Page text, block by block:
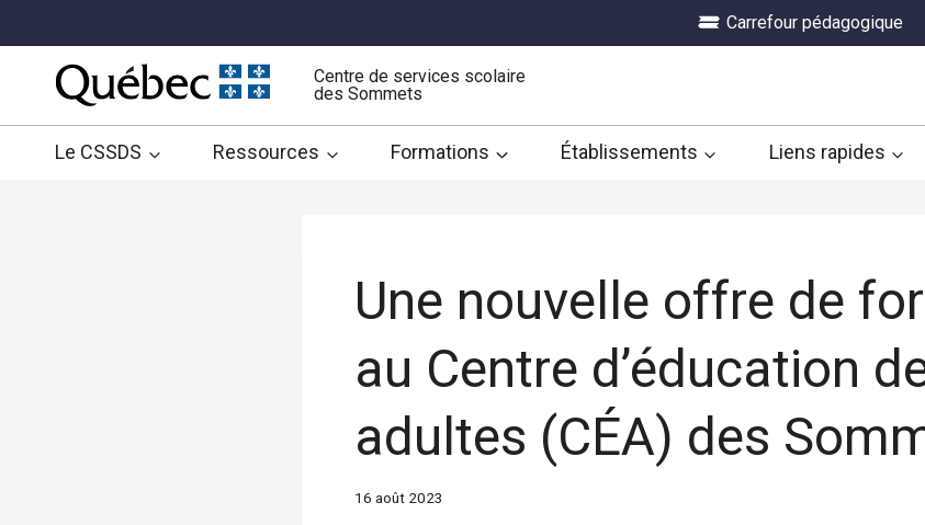
au
contenu
Carrefour pédagogique
Centre de services scolaire
des Sommets
Le CSSDS Ressources Formations Établissements Liens rapides
Une nouvelle offre de
au Centre d’éducation
adultes (CÉA) des
16 août 2023